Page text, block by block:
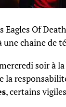
Eagles Of
une chaine de
soir à
la
, certains